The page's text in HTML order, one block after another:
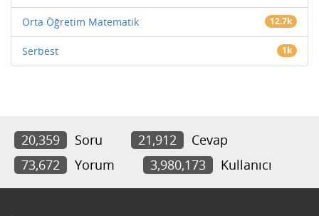
Orta Öğretim Matematik 12.7k
Serbest 1k
20,359 Soru 21,912
Cevap
73,672
Yorum 3,980,173 Kullanıcı